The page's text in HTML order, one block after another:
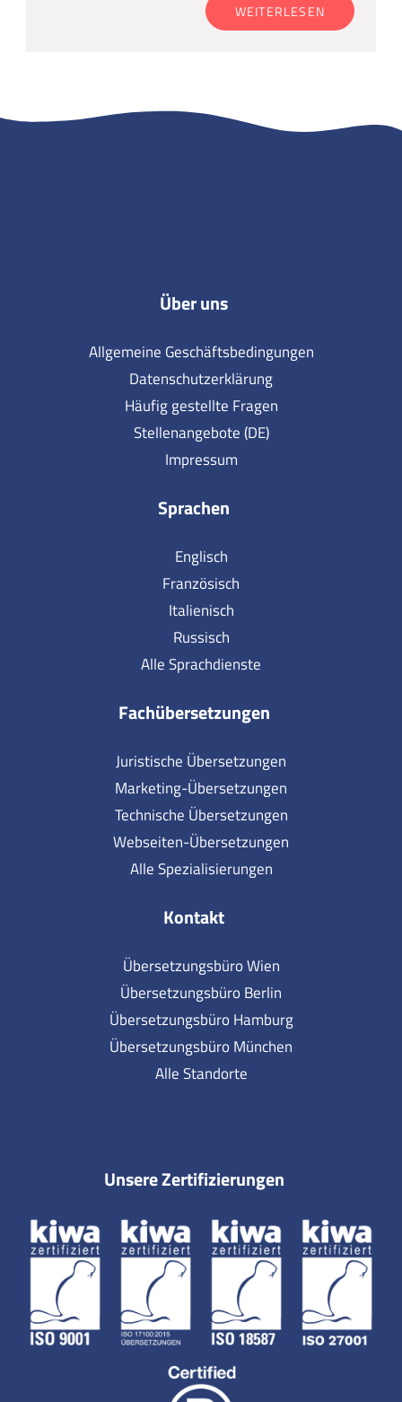
WEITERLESEN
Über uns
Allgemeine Geschäftsbedingungen
Datenschutzerklärung
Häufig gestellte Fragen
Stellenangebote (DE)
Impressum
Sprachen
Englisch
Französisch
Italienisch
Russisch
Alle Sprachdienste
Fachübersetzungen
Juristische Übersetzungen
Marketing-Übersetzungen
Technische Übersetzungen
Webseiten-Übersetzungen
Alle Spezialisierungen
Kontakt
Übersetzungsbüro Wien
Übersetzungsbüro Berlin
Übersetzungsbüro Hamburg
Übersetzungsbüro München
Alle Standorte
Unsere Zertifizierungen